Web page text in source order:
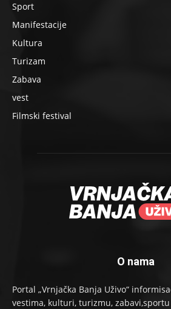
Sport
Manifestacije
Kultura
Turizam
Zabava
vest
Filmski festival
O nama
Portal „Vrnjačka Banja Uživo“
vestima, kulturi, turizmu,